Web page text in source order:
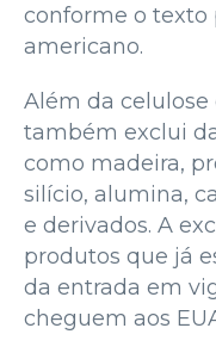
conforme o texto
americano.
Além da celulose
também exclui
como madeira,
silício, alumina,
e derivados. A
produtos que já
da entrada em
cheguem aos